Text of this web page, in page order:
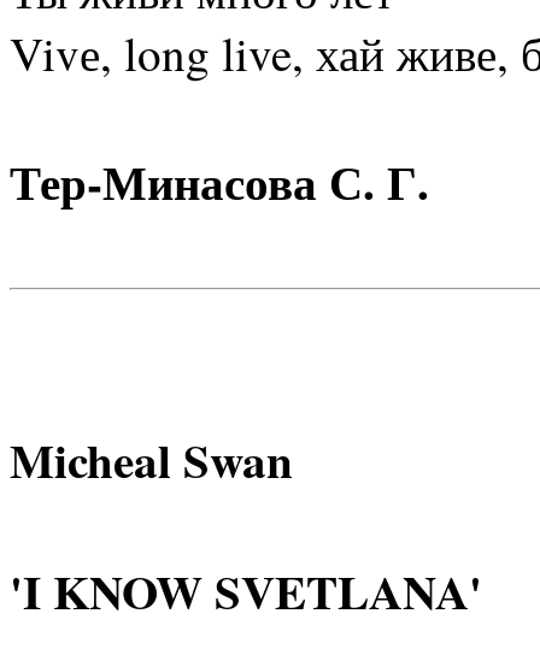
Vivе, long live, хай живе,
Тер-Минасова С. Г.
Micheal Swan
'I KNOW SVETLANA'